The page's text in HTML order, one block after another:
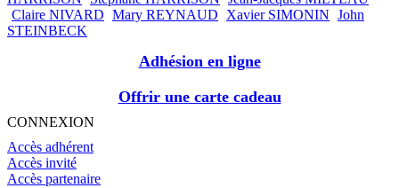
Claire NIVARD Mary REYNAUD Xavier SIMONIN John
STEINBECK
Adhésion en ligne
Offrir une carte cadeau
CONNEXION
Accès adhérent
Accès invité
Accès partenaire